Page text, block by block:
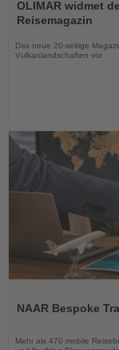
Sie
die
Nachrichten
OLIMAR widmet
Reisemagazin
Das neue 20-seitige
Vulkanlandschaften vor
dieNAAR Bespoke
Mehr als 470 mobile